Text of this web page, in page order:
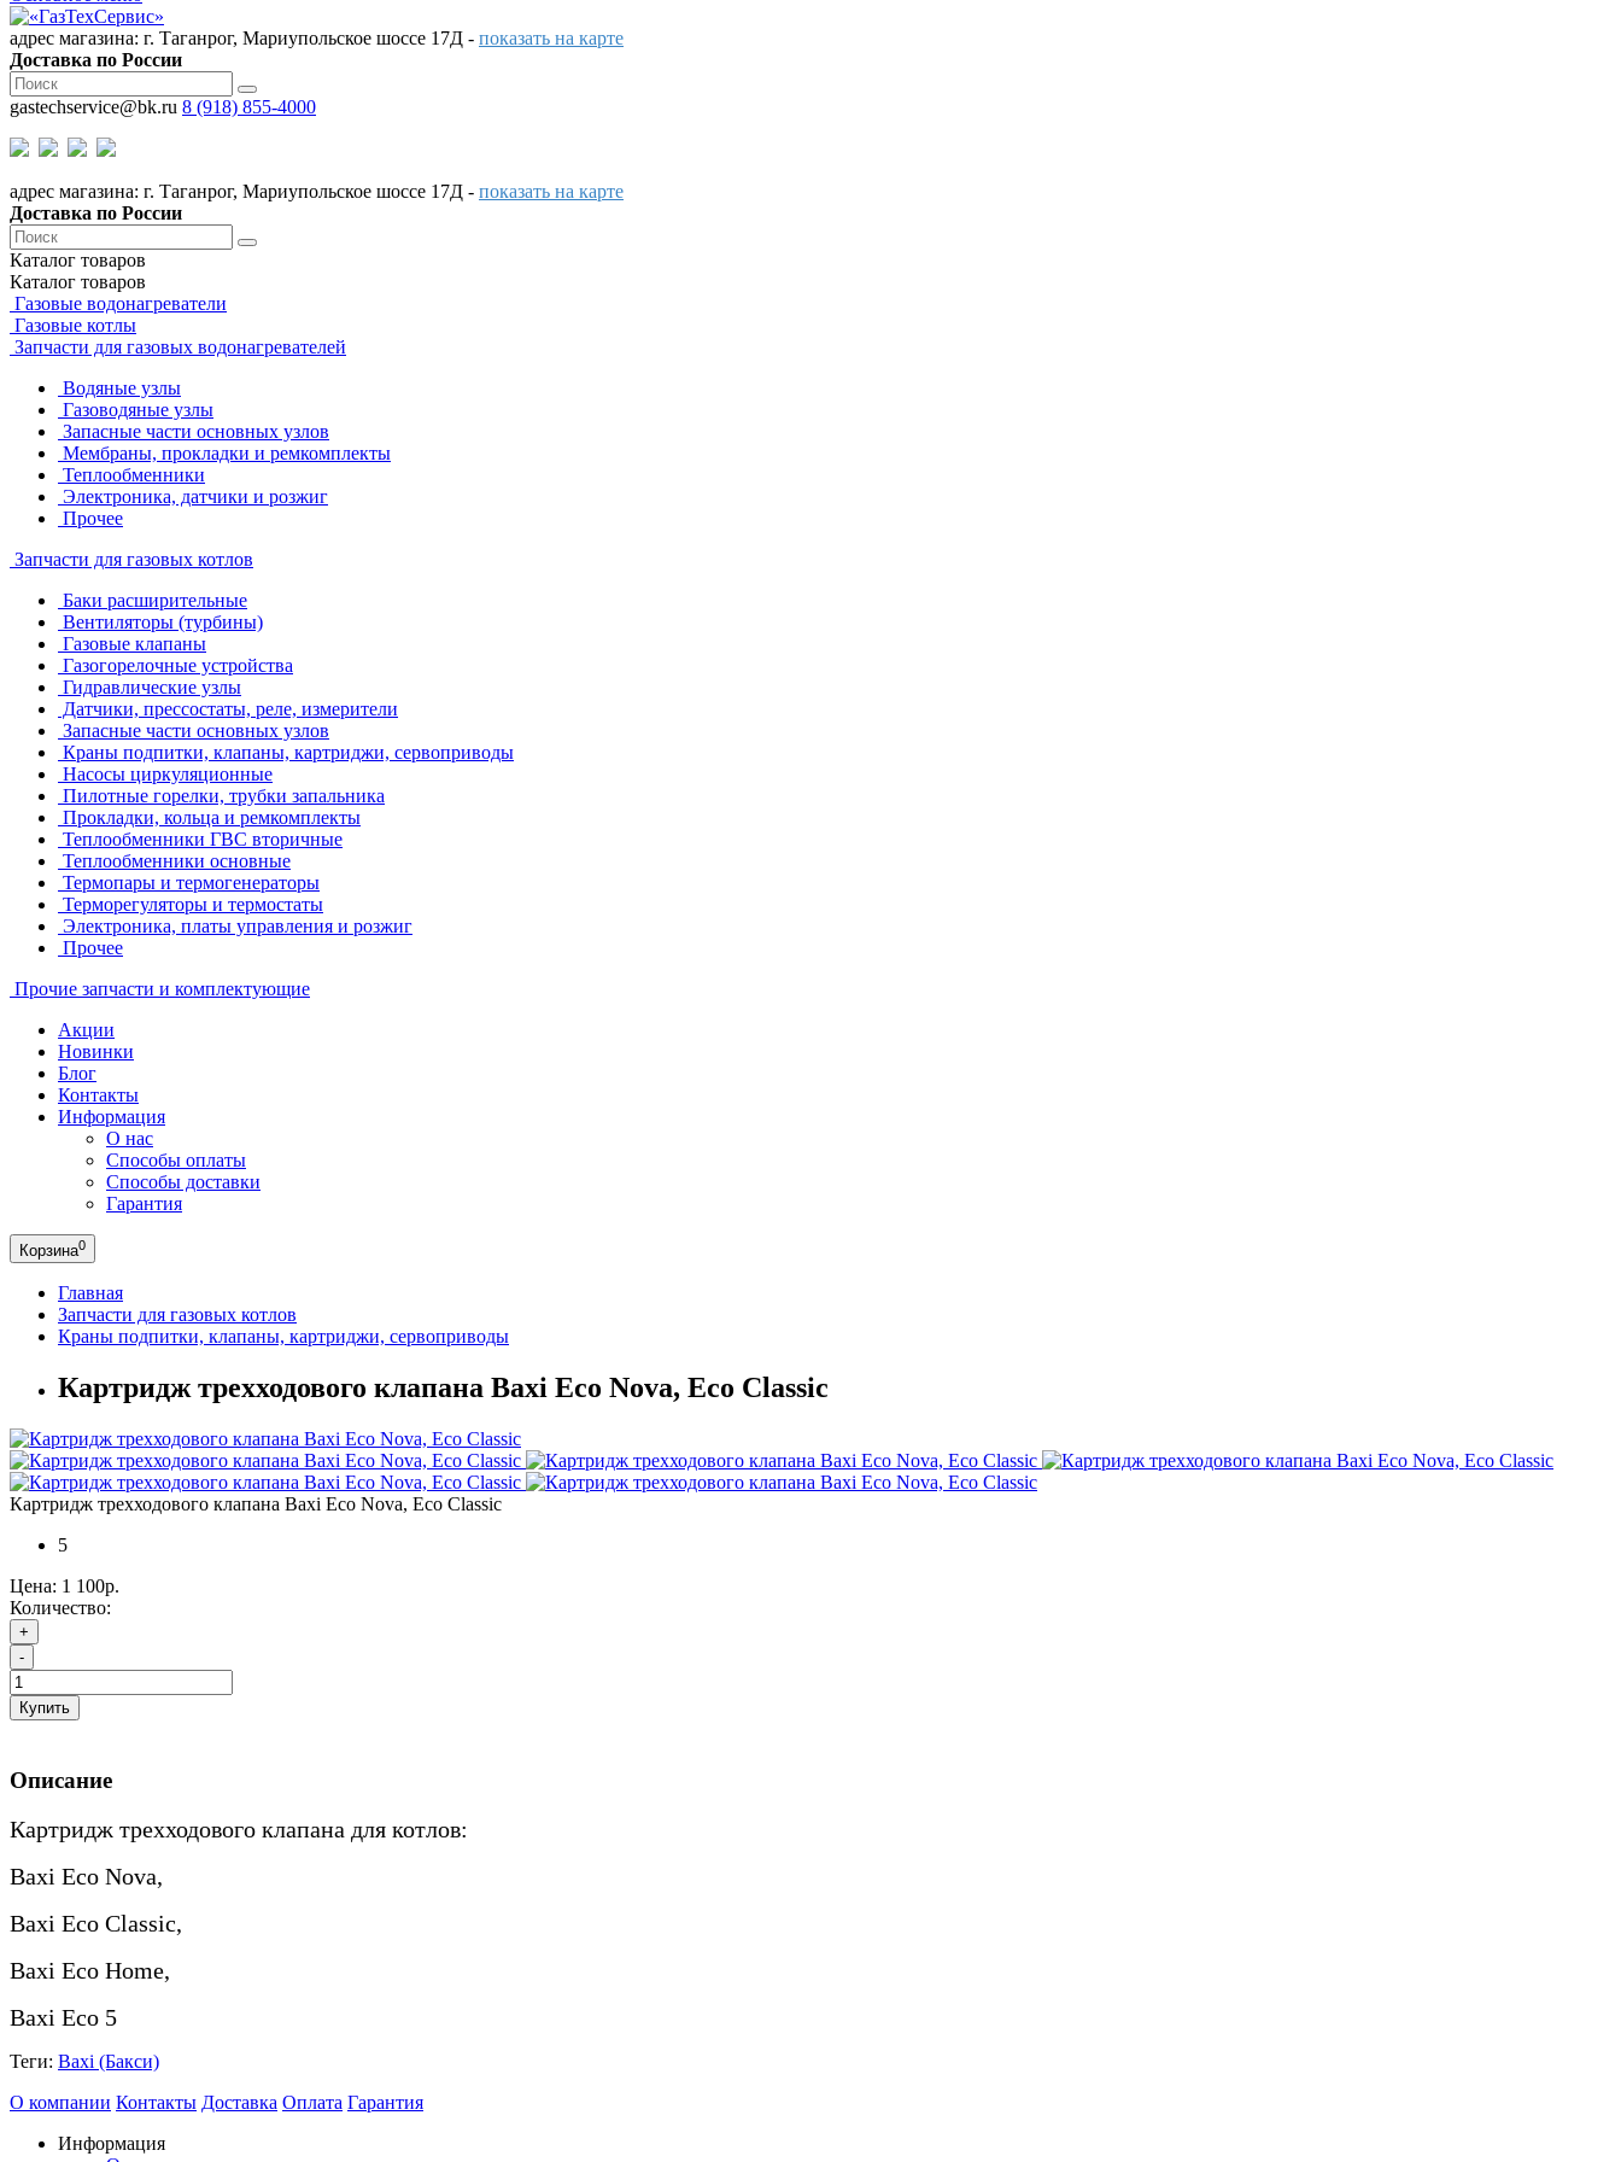
адрес магазина: г. Таганрог, Мариупольское шоссе 17Д - показать на карте
Доставка по России
gastechservice@bk.ru 8 (918) 855-4000
адрес магазина: г. Таганрог, Мариупольское шоссе 17Д - показать на карте
Доставка по России
Каталог товаров
Каталог товаров
Газовые водонагреватели
Газовые котлы
Запчасти для газовых водонагревателей
Водяные узлы
Газоводяные узлы
Запасные части основных узлов
Мембраны, прокладки и ремкомплекты
Теплообменники
Электроника, датчики и розжиг
Прочее
Запчасти для газовых котлов
Баки расширительные
Вентиляторы (турбины)
Газовые клапаны
Газогорелочные устройства
Гидравлические узлы
Датчики, прессостаты, реле, измерители
Запасные части основных узлов
Краны подпитки, клапаны, картриджи, сервоприводы
Насосы циркуляционные
Пилотные горелки, трубки запальника
Прокладки, кольца и ремкомплекты
Теплообменники ГВС вторичные
Теплообменники основные
Термопары и термогенераторы
Терморегуляторы и термостаты
Электроника, платы управления и розжиг
Прочее
Прочие запчасти и комплектующие
Акции
Новинки
Блог
Контакты
Информация
О нас
Способы оплаты
Способы доставки
Гарантия
Корзина0
Главная
Запчасти для газовых котлов
Краны подпитки, клапаны, картриджи, сервоприводы
Картридж трехходового клапана Baxi Eco Nova, Eco Classic
Картридж трехходового клапана Baxi Eco Nova, Eco Classic
5
Цена: 1 100р.
Количество:
+
-
Купить
Описание
Картридж трехходового клапана для котлов:
Baxi Eco Nova,
Baxi Eco Classic,
Baxi Eco Home,
Baxi Eco 5
Теги: Baxi (Бакси)
О компании Контакты Доставка Оплата Гарантия
Информация